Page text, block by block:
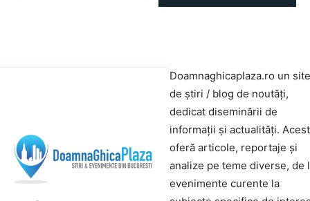
Doamnaghicaplaza.ro un site
de știri / blog de noutăți,
dedicat diseminării de
informații și actualități.
oferă articole, reportaje și
analize pe teme diverse, de
evenimente curente la